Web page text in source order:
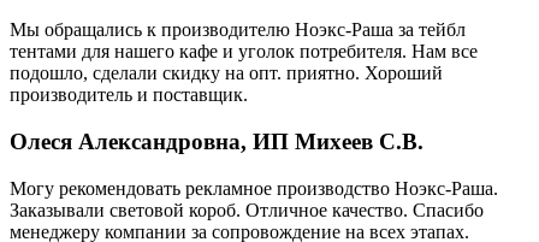
Мы обращались к производителю Ноэкс-Раша за тейбл
тентами для нашего кафе и уголок потребителя. Нам все
подошло, сделали скидку на опт. приятно. Хороший
производитель и поставщик.
Олеся Александровна, ИП Михеев С.В.
Могу рекомендовать рекламное производство Ноэкс-Раша.
Заказывали световой короб. Отличное качество. Спасибо
менеджеру компании за сопровождение на всех этапах.